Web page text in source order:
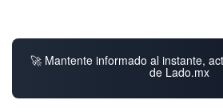
🚀 Mantente informado al instante,
de Lado.mx